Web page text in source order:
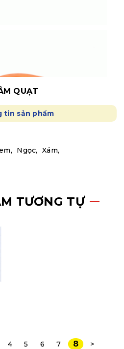
QUẠT
tin sản phẩm
Ngọc, Xám,
TƯƠNG TỰ
4 5 6 7 8 >